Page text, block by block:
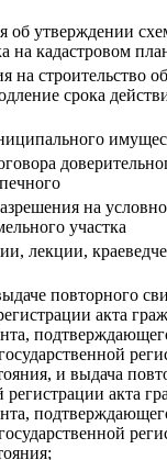
об утверждении
на кадастровом
на строительство
срока
на
участка
лекции,
повторного
акта
и выдача
регистрации акта